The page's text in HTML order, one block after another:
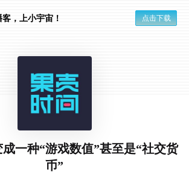
，上小宇宙！ 点击下载
一种“游戏数值”甚至是“社交货
币”